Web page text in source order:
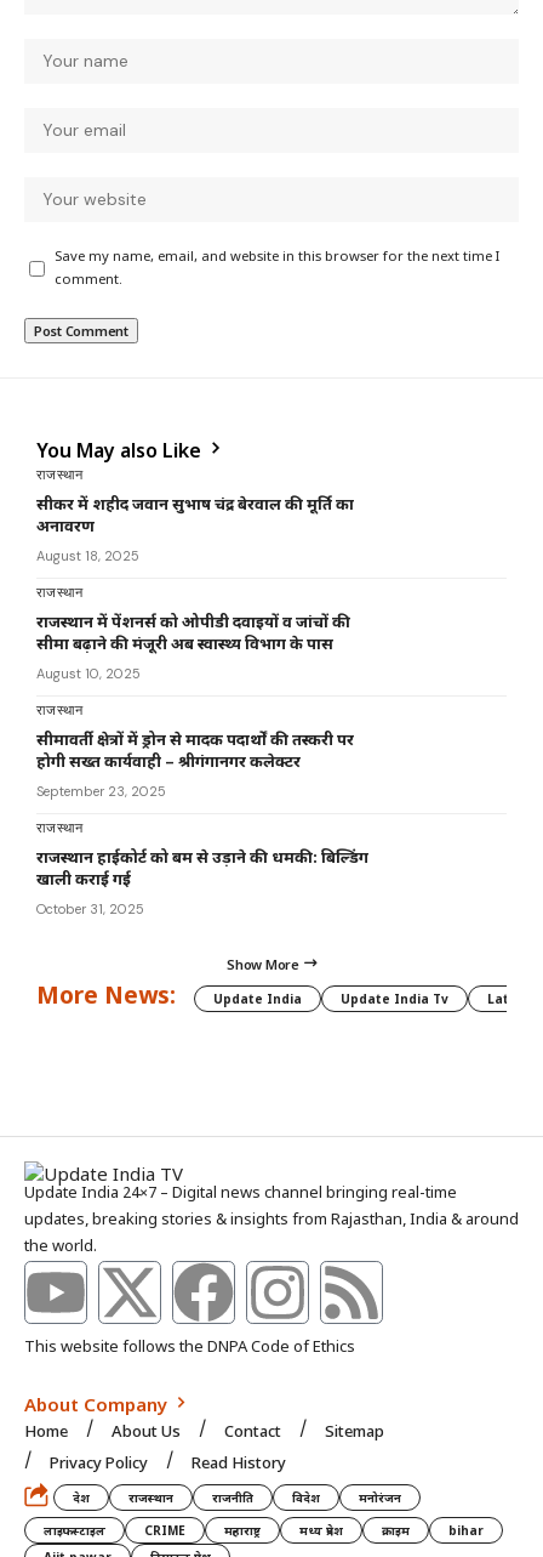
Save my name, email, and website in this browser for the next time I
comment.
You May also Like
राजस्थान
सीकर में शहीद जवान सुभाष चंद्र बेरवाल की मूर्ति का
अनावरण
August 18, 2025
राजस्थान
राजस्थान में पेंशनर्स को ओपीडी दवाइयों व जांचों की
सीमा बढ़ाने की मंजूरी अब स्वास्थ्य विभाग के पास
August 10, 2025
राजस्थान
सीमावर्ती क्षेत्रों में ड्रोन से मादक पदार्थों की तस्करी पर
होगी सख्त कार्यवाही – श्रीगंगानगर कलेक्टर
September 23, 2025
राजस्थान
राजस्थान हाईकोर्ट को बम से उड़ाने की धमकी: बिल्डिंग
खाली कराई गई
October 31, 2025
Show More
More News: Update India Update India Tv Latest
Update India 24×7 – Digital news channel bringing real-time
updates, breaking stories & insights from Rajasthan, India & around
the world.
This website follows the DNPA Code of Ethics
About Company
Home About Us Contact
Sitemap
Privacy Policy
Read History
देश राजस्थान राजनीति विदेश
मनोरंजन
लाइफस्टाइल
CRIME महाराष्ट्र मध्य प्रदेश क्राइम
bihar